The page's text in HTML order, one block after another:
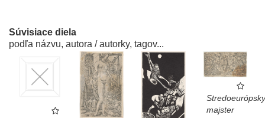
Súvisiace diela
podľa názvu, autora / autorky, tagov...
Stredoeurópsky
majster